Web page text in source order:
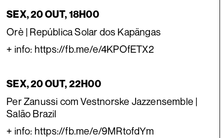
SEX, 20 OUT, 18H00
Orè | República Solar dos Kapängas
+ info: https://fb.me/e/4KPOfETX2
SEX, 20 OUT, 22H00
Per Zanussi com Vestnorske Jazzensemble |
Salão Brazil
+ info: https://fb.me/e/9MRtofdYm